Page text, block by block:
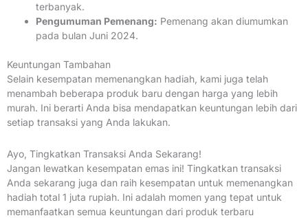
terbanyak.
Pengumuman Pemenang: Pemenang akan diumumkan
pada bulan Juni 2024.
Keuntungan Tambahan
Selain kesempatan memenangkan hadiah, kami juga telah
menambah beberapa produk baru dengan harga yang lebih
murah. Ini berarti Anda bisa mendapatkan keuntungan lebih dari
setiap transaksi yang Anda lakukan.
Ayo, Tingkatkan Transaksi Anda Sekarang!
Jangan lewatkan kesempatan emas ini! Tingkatkan transaksi
Anda sekarang juga dan raih kesempatan untuk memenangkan
hadiah total 1 juta rupiah. Ini adalah momen yang tepat untuk
memanfaatkan semua keuntungan dari produk terbaru